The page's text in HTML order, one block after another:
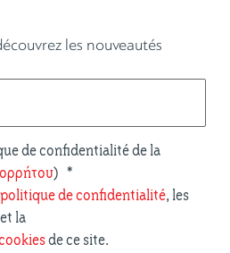
les nouveautés
de confidentialité de la
) *
politique de confidentialité, les
et la
de ce site.